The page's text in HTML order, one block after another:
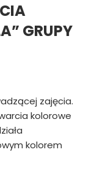
GRUPY
zajęcia.
kolorowe
kolorem